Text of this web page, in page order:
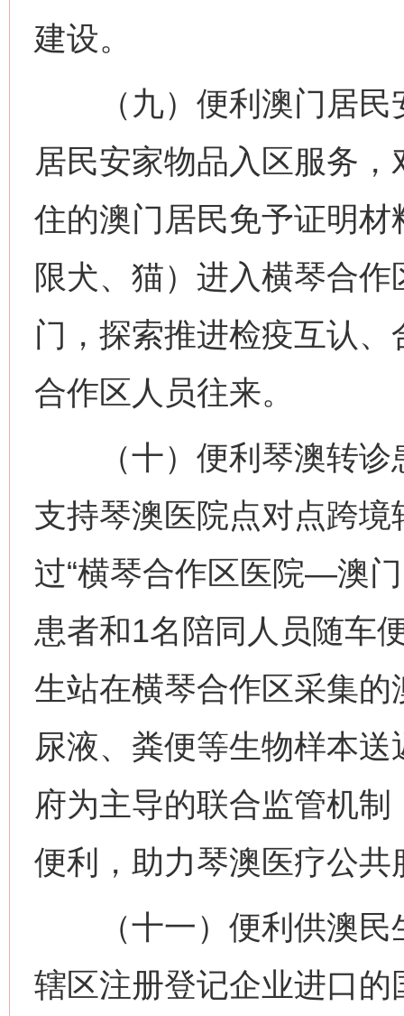
建设。
（九）便利澳门居民
居民安家物品入区服务
住的澳门居民免予证明
限犬、猫）进入横琴合
门，探索推进检疫互认
合作区人员往来。
（十）便利琴澳转诊
支持琴澳医院点对点跨
过“横琴合作区医院—澳
患者和1名陪同人员随车
生站在横琴合作区采集
尿液、粪便等生物样本
府为主导的联合监管机
便利，助力琴澳医疗公共
（十一）便利供澳民
辖区注册登记企业进口